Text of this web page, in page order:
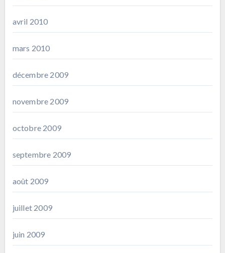
avril 2010
mars 2010
décembre 2009
novembre 2009
octobre 2009
septembre 2009
août 2009
juillet 2009
juin 2009